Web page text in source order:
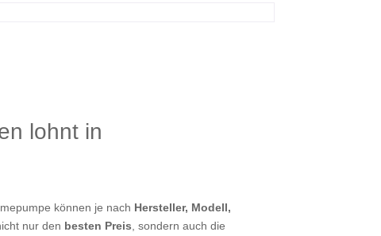
lohnt in
können je nach Hersteller, Modell,
nur den besten Preis , sondern auch die